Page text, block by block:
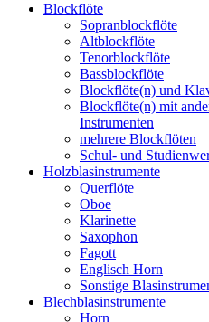
Blockflöte
Sopranblockflöte
Altblockflöte
Tenorblockflöte
Bassblockflöte
Blockflöte(n) und
Blockflöte(n) mit
Instrumenten
mehrere Blockflöten
Schul- und
Holzblasinstrumente
Querflöte
Oboe
Klarinette
Saxophon
Fagott
Englisch Horn
Sonstige
Blechblasinstrumente
Horn